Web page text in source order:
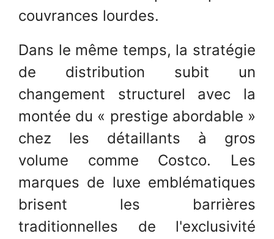
couvrances lourdes.
Dans le même temps, la stratégie
de distribution subit un
changement structurel avec la
montée du « prestige abordable »
chez les détaillants à gros
volume comme Costco. Les
marques de luxe emblématiques
brisent les barrières
traditionnelles de l'exclusivité